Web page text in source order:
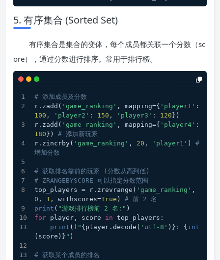
5. 有序集合 (Sorted Set)
有序集合是集合的变体，每个成员都关联一个分数（sc
ore），通过分数进行排序。常用于排行榜。
# 添加成员及分数
r.zadd( 'game_ranking' , mapping={ 'player1'
100 , 'player2' : 150 , 'player3' : 120 })
r.zadd( 'game_ranking' , mapping={ 'player4'
180 }) # 添加新玩家
r.zincrby( 'game_ranking' , 20 , 'player1' ) #
增加分数
# 获取排名靠前的玩家 (分数从高到低)
# ZRANGEBYSCORE 可以指定分数范围
top_players = r.zrevrange( 'game_ranking'
0 , 1 , withscores=True ) # 前 2 名
print ( "游戏排行榜前 2 名:" )
for player, score in top_players:
print ( f" {player.decode( 'utf-8' )} : { int
(score)} " )
# 获取某个成员的排名